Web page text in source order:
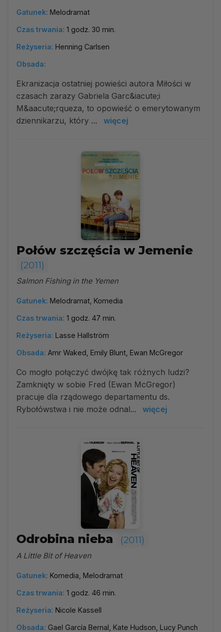
Gatunek: Melodramat
Czas trwania: 1 godz. 30 min.
Reżyseria: Henning Carlsen
Obsada:
Ekranizacja ostatniej powieści autora Miłości w
czasach zarazy Gabriela Garc&iacute;i
M&aacute;rqueza, to opowieść o emerytowanym
dziennikarzu, który ...
więcej
Połów szczęścia w Jemenie
(2011)
Salmon Fishing in the Yemen
Gatunek: Melodramat, Komedia
Czas trwania: 1 godz. 47 min.
Reżyseria: Lasse Hallström
Obsada: Amr Waked, Emily Blunt, Ewan McGregor
Co mogło połączyć dwójkę tak różnych ludzi?
Zamknięty w sobie Fred (Ewan McGregor)
pracuje dla rządowego departamentu ds.
Rybołówstwa i nie może odnal...
więcej
Odrobina nieba (2011)
A Little Bit of Heaven
Gatunek: Komedia, Melodramat
Czas trwania: 1 godz. 46 min.
Reżyseria: Nicole Kassell
Obsada: Gael García Bernal, Kate Hudson, Lucy Punch